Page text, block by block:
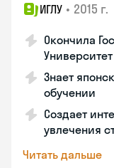
ИГЛУ • 2015 г.
Окончила
Университет
Знает
обучении
Создает
увлечения
Читать дальше